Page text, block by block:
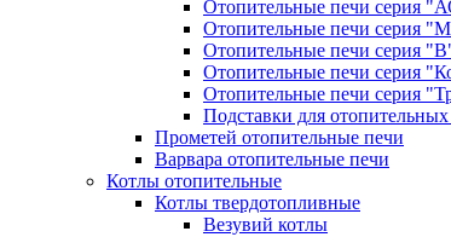
Отопительные печи серия
Отопительные печи серия
Отопительные печи серия
Отопительные печи серия
Отопительные печи серия
Подставки для
Прометей отопительные печи
Варвара отопительные печи
Котлы отопительные
Котлы твердотопливные
Везувий котлы